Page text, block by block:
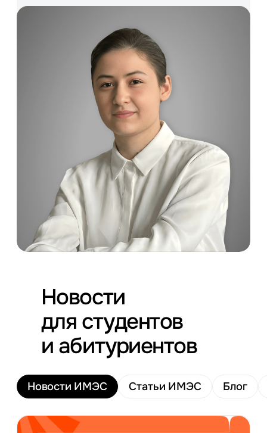
Новости
для студентов
и абитуриентов
Новости ИМЭС Статьи ИМЭС Блог